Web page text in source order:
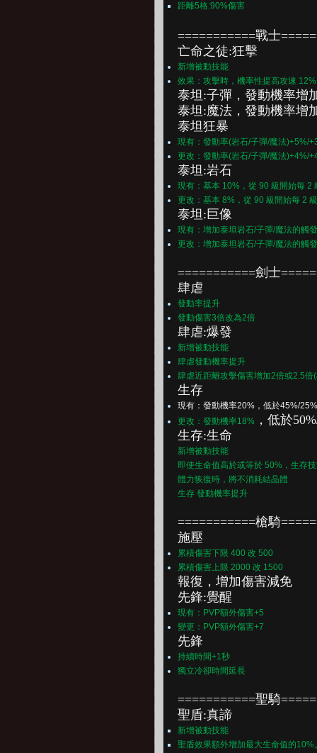
距離5格:90%傷害
===========戰士
亡命之徒:狂擊
新增被動技能
效果：攻擊時，機率性提高攻速
泰坦:子彈， 發動機率增
泰坦:魔法， 發動機率增
泰坦狂暴
現有：發動率(岩石/子彈/魔法)+5%/
更改：發動率(岩石/子彈/魔法)+4%/
泰坦:岩石
現有：基本 10%，從 90 級開始每
更改：基本 8%，從 90 級開始每 2
泰坦:巨像
現有：增加泰坦岩石/子彈/魔法的觸
更改：增加泰坦岩石/子彈/魔法的觸
===========劍士
肆虐
發動率提升
發動傷害3倍改為2倍
肆虐:爆發
新增被動技能
肆虐發動機率提升
肆虐近距離攻擊傷害增加2倍或2.5倍
生存
現有：發動機率20%，低於45%/
更改：發動機率18% ， 低於
生存:生命
新增被動技能
即使生命值高於或等於 50%，生存
體力恢復時，將不消耗結晶體
生存 發動機率提升
===========槍騎
施壓
累積傷害下限 400 改 500
累積傷害上限 2000 改 1500
報復， 增加傷害減免
先鋒:覺醒
現有：PVP額外傷害+5
變更：PVP額外傷害+7
先鋒
持續時間+1秒
獨立冷卻時間延長
===========聖騎
聖盾:真諦
新增被動技能
聖盾效果額外增加最大生命值的10%